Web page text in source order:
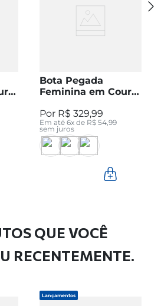
Bota Pegada
Feminina em Couro
280512-05
R$ 329,99
Em até 6x de R$ 54,99
sem juros
QUE VOCÊ
RECENTEMENTE.
Lançamentos